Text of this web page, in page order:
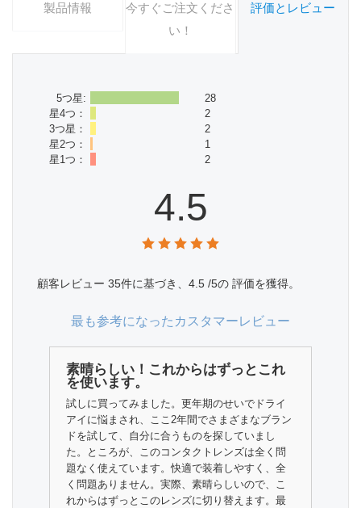
製品情報
今すぐご注文くださ
い！
評価とレビュー
5つ星:
28
星4つ：
2
3つ星：
2
星2つ：
1
星1つ：
2
4.5
顧客レビュー 35件に基づき、 4.5 /5の 評価を獲得。
最も参考になったカスタマーレビュー
素晴らしい！これからはずっとこれ
を使います。
試しに買ってみました。更年期のせいでドライ
アイに悩まされ、ここ2年間でさまざまなブラン
ドを試して、自分に合うものを探していまし
た。ところが、このコンタクトレンズは全く問
題なく使えています。快適で装着しやすく、全
く問題ありません。実際、素晴らしいので、こ
れからはずっとこのレンズに切り替えます。最